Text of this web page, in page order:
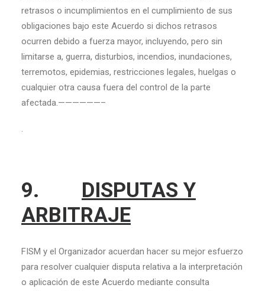
retrasos o incumplimientos en el cumplimiento de sus
obligaciones bajo este Acuerdo si dichos retrasos
ocurren debido a fuerza mayor, incluyendo, pero sin
limitarse a, guerra, disturbios, incendios, inundaciones,
terremotos, epidemias, restricciones legales, huelgas o
cualquier otra causa fuera del control de la parte
afectada.——————–
.
9. DISPUTAS Y
ARBITRAJE
FISM y el Organizador acuerdan hacer su mejor esfuerzo
para resolver cualquier disputa relativa a la interpretación
o aplicación de este Acuerdo mediante consulta